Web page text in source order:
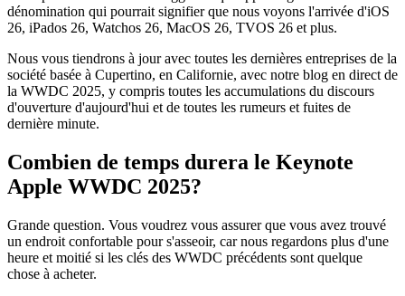
dénomination qui pourrait signifier que nous voyons l'arrivée d'iOS
26, iPados 26, Watchos 26, MacOS 26, TVOS 26 et plus.
Nous vous tiendrons à jour avec toutes les dernières entreprises de la
société basée à Cupertino, en Californie, avec notre blog en direct de
la WWDC 2025, y compris toutes les accumulations du discours
d'ouverture d'aujourd'hui et de toutes les rumeurs et fuites de
dernière minute.
Combien de temps durera le Keynote
Apple WWDC 2025?
Grande question. Vous voudrez vous assurer que vous avez trouvé
un endroit confortable pour s'asseoir, car nous regardons plus d'une
heure et moitié si les clés des WWDC précédents sont quelque
chose à acheter.